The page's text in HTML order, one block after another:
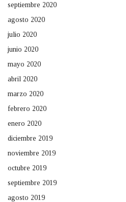
septiembre 2020
agosto 2020
julio 2020
junio 2020
mayo 2020
abril 2020
marzo 2020
febrero 2020
enero 2020
diciembre 2019
noviembre 2019
octubre 2019
septiembre 2019
agosto 2019